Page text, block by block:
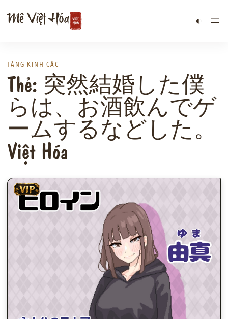
đến
nội
dung
Mê Việt Hóa ◐
TÀNG KINH CÁC
Thẻ: 突然結婚した僕
らは、お酒飲んでゲ
ームするなどした。
Việt Hóa
VIP